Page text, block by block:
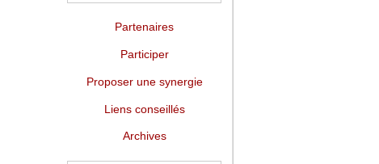
Partenaires
Participer
Proposer une synergie
Liens conseillés
Archives